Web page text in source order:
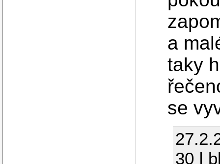
a
taky
se
30 |